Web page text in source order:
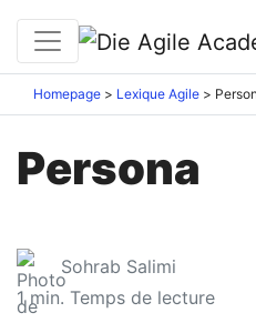
Homepage Lexique Agile
Persona
Sohrab Salimi
1 min. Temps de lecture